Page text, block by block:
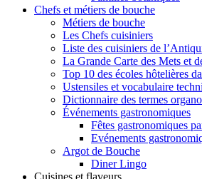
Chefs et métiers de bouche
Métiers de bouche
Les Chefs cuisiniers
Liste des cuisiniers de
La Grande Carte des Mets et
Top 10 des écoles hôtelières
Ustensiles et vocabulaire
Dictionnaire des termes
Événements gastronomiques
Fêtes gastronomiques
Evénements
Argot de Bouche
Diner Lingo